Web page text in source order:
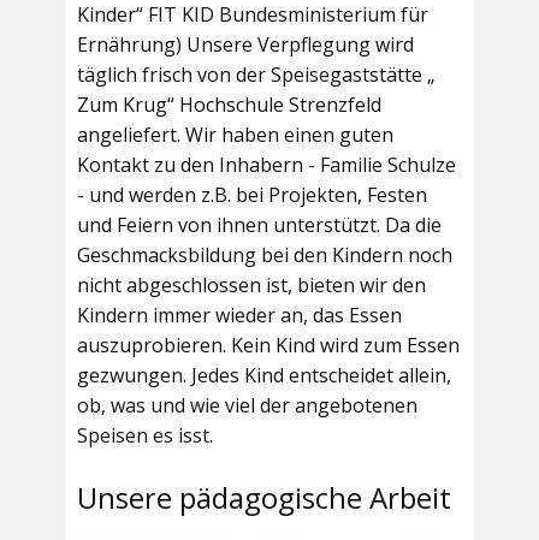
Kinder“ FIT KID Bundesministerium für
Ernährung) Unsere Verpflegung wird
täglich frisch von der Speisegaststätte „
Zum Krug“ Hochschule Strenzfeld
angeliefert. Wir haben einen guten
Kontakt zu den Inhabern - Familie Schulze
- und werden z.B. bei Projekten, Festen
und Feiern von ihnen unterstützt. Da die
Geschmacksbildung bei den Kindern noch
nicht abgeschlossen ist, bieten wir den
Kindern immer wieder an, das Essen
auszuprobieren. Kein Kind wird zum Essen
gezwungen. Jedes Kind entscheidet allein,
ob, was und wie viel der angebotenen
Speisen es isst.
Unsere pädagogische Arbeit